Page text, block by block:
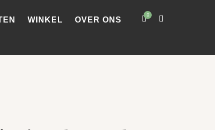
0
WINKEL OVER ONS